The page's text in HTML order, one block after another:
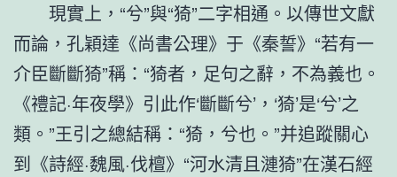
現實上，“兮”與“猗”二字相通。以傳世文獻
而論，孔穎達《尚書公理》于《秦誓》“若有一
介臣斷斷猗”稱：“猗者，足句之辭，不為義也。
《禮記·年夜學》引此作‘斷斷兮’，‘猗’是‘兮’之
類。”王引之總結稱：“猗，兮也。”并追蹤關心
到《詩經·魏風·伐檀》“河水清且漣猗”在漢石經